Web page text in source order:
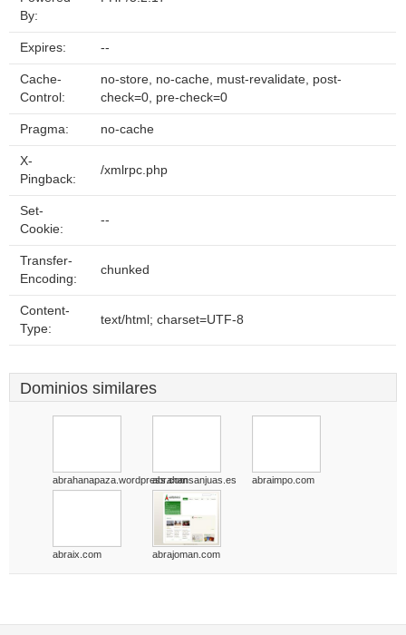
By:
Expires: --
Cache-
Control:
no-store, no-cache, must-revalidate, post-
check=0, pre-check=0
Pragma: no-cache
X-
Pingback:
/xmlrpc.php
Set-
Cookie:
--
Transfer-
Encoding:
chunked
Content-
Type:
text/html; charset=UTF-8
Dominios similares
abrahanapaza.wordpress.comabrahansanjuas.es abraimpo.com
abraix.com abrajoman.com